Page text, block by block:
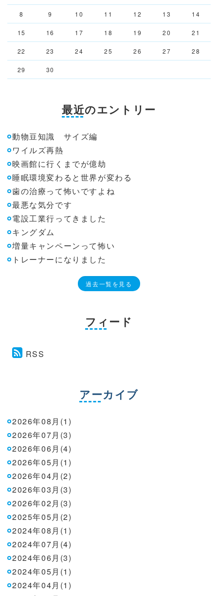
8 9 10 11 12 13 14
15 16 17 18 19 20 21
22 23 24 25 26 27 28
29 30
最近のエントリー
動物豆知識 サイズ編
ワイルズ再熱
映画館に行くまでが億劫
睡眠環境変わると世界が変わる
歯の治療って怖いですよね
最悪な気分です
電設工業行ってきました
キングダム
増量キャンペーンって怖い
トレーナーになりました
過去一覧を見る
フィード
RSS
アーカイブ
2026年08月(1)
2026年07月(3)
2026年06月(4)
2026年05月(1)
2026年04月(2)
2026年03月(3)
2026年02月(3)
2025年05月(2)
2024年08月(1)
2024年07月(4)
2024年06月(3)
2024年05月(1)
2024年04月(1)